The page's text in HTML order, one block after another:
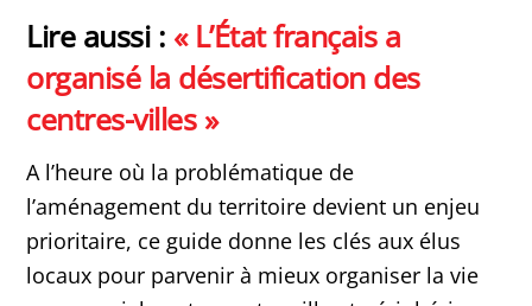
Lire aussi : « L’État français a
organisé la désertification des
centres-villes »
A l’heure où la problématique de
l’aménagement du territoire devient un enjeu
prioritaire, ce guide donne les clés aux élus
locaux pour parvenir à mieux organiser la vie